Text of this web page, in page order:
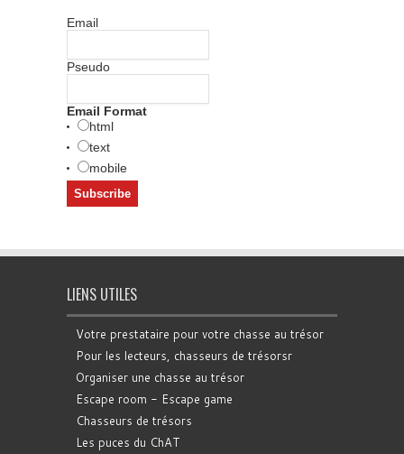
Email
Pseudo
Email Format
html
text
mobile
LIENS UTILES
Votre prestataire pour votre chasse au trésor
Pour les lecteurs, chasseurs de trésorsr
Organiser une chasse au trésor
Escape room - Escape game
Chasseurs de trésors
Les puces du ChAT